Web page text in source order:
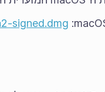
signed.dmg